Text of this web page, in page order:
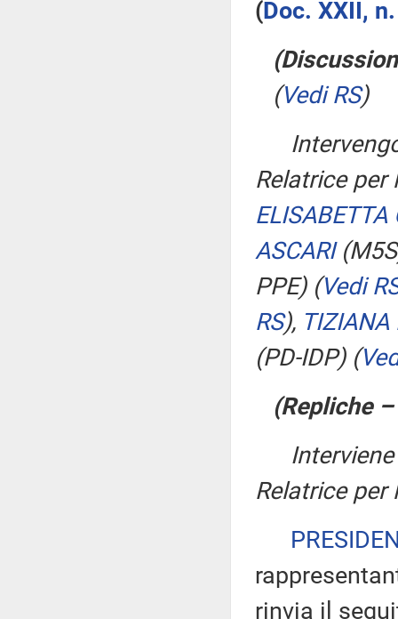
(Doc. XXII,
(Vedi RS)
Relatrice per
ELISABETTA
ASCARI
PPE) (Vedi
RS), TIZIANA
(PD-IDP) (
(Repliche
Relatrice per
rinvia il